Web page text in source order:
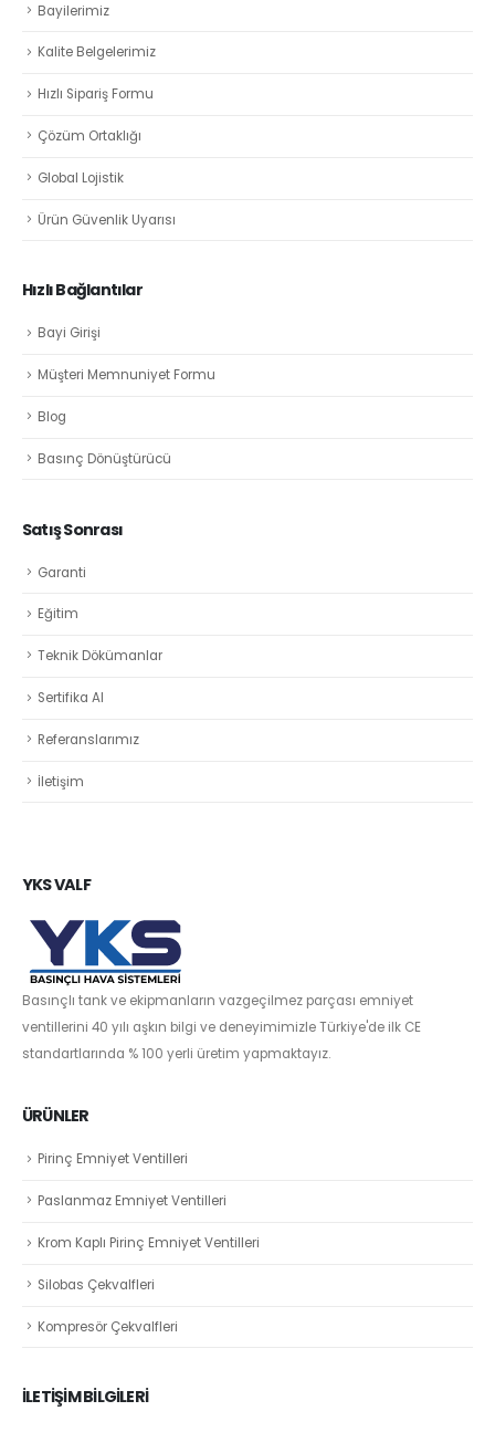
Bayilerimiz
Kalite Belgelerimiz
Hızlı Sipariş Formu
Çözüm Ortaklığı
Global Lojistik
Ürün Güvenlik Uyarısı
Hızlı Bağlantılar
Bayi Girişi
Müşteri Memnuniyet Formu
Blog
Basınç Dönüştürücü
Satış Sonrası
Garanti
Eğitim
Teknik Dökümanlar
Sertifika Al
Referanslarımız
İletişim
YKS VALF
Basınçlı tank ve ekipmanların vazgeçilmez parçası emniyet
ventillerini 40 yılı aşkın bilgi ve deneyimimizle Türkiye'de ilk CE
standartlarında % 100 yerli üretim yapmaktayız.
ÜRÜNLER
Pirinç Emniyet Ventilleri
Paslanmaz Emniyet Ventilleri
Krom Kaplı Pirinç Emniyet Ventilleri
Silobas Çekvalfleri
Kompresör Çekvalfleri
İLETİŞİM BİLGİLERİ